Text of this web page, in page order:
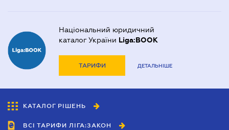
Національний юридичний
каталог України Liga:BOOK
ТАРИФИ ДЕТАЛЬНІШЕ
КАТАЛОГ РІШЕНЬ
ВСІ ТАРИФИ ЛІГА:ЗАКОН